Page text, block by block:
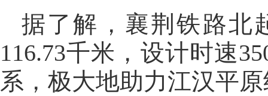
据了解，襄荆铁路北
116.73千米，设计时速
系，极大地助力江汉平